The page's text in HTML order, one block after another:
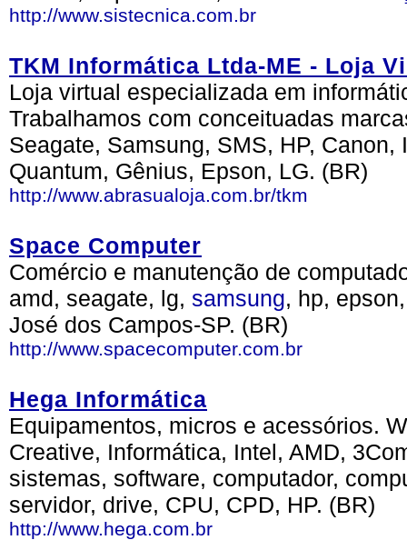
http://www.sistecnica.com.br
TKM Informática Ltda-ME - Loja
Loja virtual especializada em
Trabalhamos com conceituadas
Seagate, Samsung, SMS, HP,
Quantum, Gênius, Epson, LG. (BR)
http://www.abrasualoja.com.br/tkm
Space Computer
Comércio e manutenção de
amd, seagate, lg, samsung, hp,
José dos Campos-SP. (BR)
http://www.spacecomputer.com.br
Hega Informática
Equipamentos, micros e acessórios.
Creative, Informática, Intel, AMD,
sistemas, software, computador,
servidor, drive, CPU, CPD, HP. (BR)
http://www.hega.com.br